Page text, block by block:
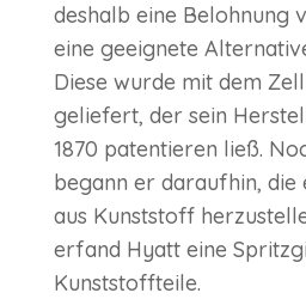
deshalb eine Belohnung
eine geeignete
Diese wurde mit dem
geliefert, der sein
1870 patentieren ließ.
begann er daraufhin, die
aus Kunststoff
erfand Hyatt eine
Kunststoffteile.